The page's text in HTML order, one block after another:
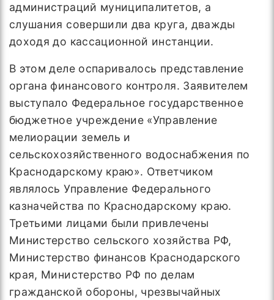
администраций муниципалитетов, а
слушания совершили два круга, дважды
доходя до кассационной инстанции.
В этом деле оспаривалось представление
органа финансового контроля. Заявителем
выступало Федеральное государственное
бюджетное учреждение «Управление
мелиорации земель и
сельскохозяйственного водоснабжения по
Краснодарскому краю». Ответчиком
являлось Управление Федерального
казначейства по Краснодарскому краю.
Третьими лицами были привлечены
Министерство сельского хозяйства РФ,
Министерство финансов Краснодарского
края, Министерство РФ по делам
гражданской обороны, чрезвычайных